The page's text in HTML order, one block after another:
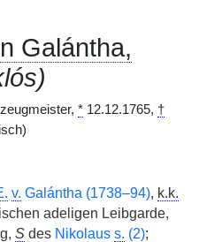
Galántha,
* 12.12.1765, †
v. Galántha (1738–94), k.k.
adeligen Leibgarde,
S des Nikolaus s. (2);